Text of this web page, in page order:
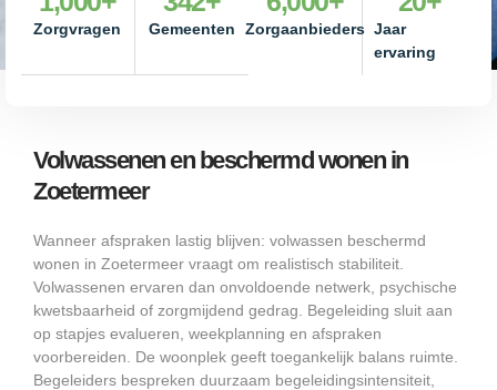
Zorgvragen Gemeenten Zorgaanbieders Jaar
ervaring
Volwassenen en beschermd wonen in
Zoetermeer
Wanneer afspraken lastig blijven: volwassen beschermd
wonen in Zoetermeer vraagt om realistisch stabiliteit.
Volwassenen ervaren dan onvoldoende netwerk, psychische
kwetsbaarheid of zorgmijdend gedrag. Begeleiding sluit aan
op stapjes evalueren, weekplanning en afspraken
voorbereiden. De woonplek geeft toegankelijk balans ruimte.
Begeleiders bespreken duurzaam begeleidingsintensiteit,